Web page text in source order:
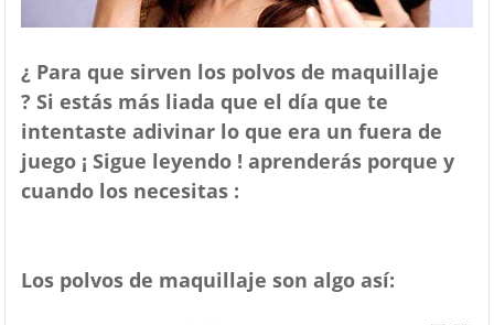
¿ Para que sirven los polvos de maquillaje
? Si estás más liada que el día que te
intentaste adivinar lo que era un fuera de
juego ¡ Sigue leyendo ! aprenderás porque y
cuando los necesitas :
Los polvos de maquillaje son algo así: